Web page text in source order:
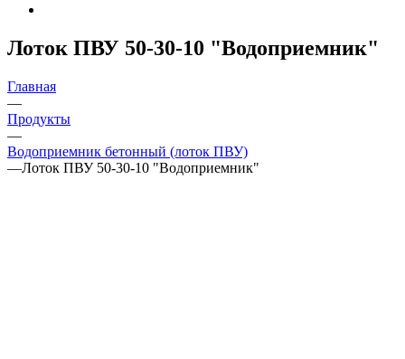
Лоток ПВУ 50-30-10 "Водоприемник"
Главная
—
Продукты
—
Водоприемник бетонный (лоток ПВУ)
—Лоток ПВУ 50-30-10 "Водоприемник"